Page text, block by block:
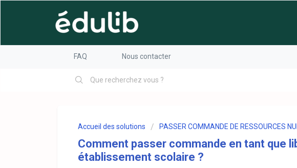
FAQ Nous contacter
Accueil des solutions PASSER COMMANDE DE RESSOURCES
Comment passer commande en tant que
établissement scolaire ?